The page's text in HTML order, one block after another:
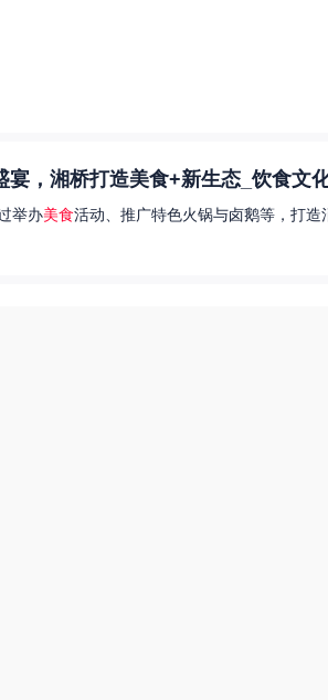
，湘桥打造美食+新生态_饮食文
举办美食活动、推广特色火锅与卤鹅等，打